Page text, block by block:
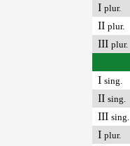
I plur.
II plur.
III plur.
I sing.
II sing.
III sing.
I plur.